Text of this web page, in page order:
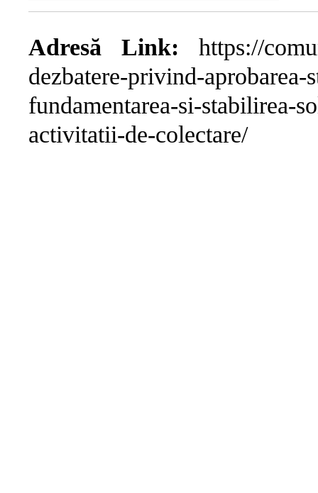
Adresă Link: https://
dezbatere-privind-
fundamentarea-si-stabilirea-
activitatii-de-colectare/